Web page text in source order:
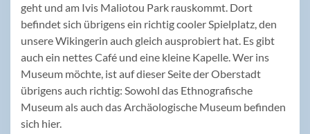
geht und am Ivis Maliotou Park rauskommt. Dort
befindet sich übrigens ein richtig cooler Spielplatz, den
unsere Wikingerin auch gleich ausprobiert hat. Es gibt
auch ein nettes Café und eine kleine Kapelle. Wer ins
Museum möchte, ist auf dieser Seite der Oberstadt
übrigens auch richtig: Sowohl das Ethnografische
Museum als auch das Archäologische Museum befinden
sich hier.